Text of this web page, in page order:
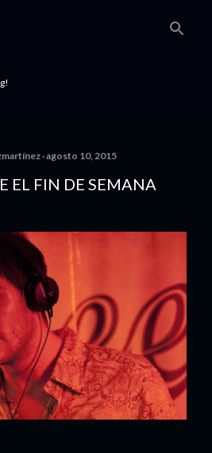
agosto 10, 2015
EL FIN DE SEMANA